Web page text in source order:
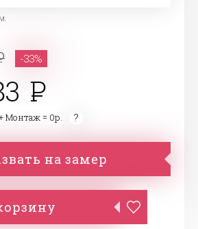
-33%
Монтаж = 0р.
на замер